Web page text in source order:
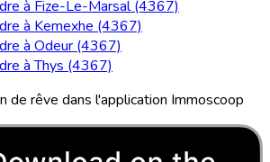
à Fize-Le-Marsal (4367)
à Kemexhe (4367)
à Odeur (4367)
à Thys (4367)
de rêve dans l'application Immoscoop